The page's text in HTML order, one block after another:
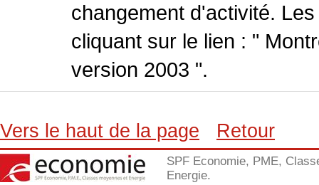
changement d'activité.
cliquant sur le lien : "
version 2003 ".
Vers le haut de la page Retour
SPF Economie, PME,
Energie.